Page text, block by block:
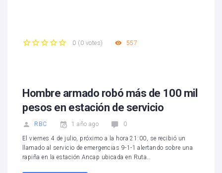
0 ( 0 votes) 557
Hombre armado robó más de 100 mil
pesos en estación de servicio
RBC 1 año ago 0
El viernes 4 de julio, próximo a la hora 21:00, se recibió un
llamado al servicio de emergencias 9-1-1 alertando sobre una
rapiña en la estación Ancap ubicada en Ruta…